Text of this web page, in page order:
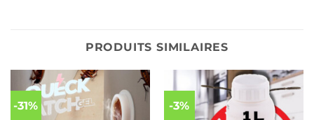
PRODUITS SIMILAIRES
-31% -3%